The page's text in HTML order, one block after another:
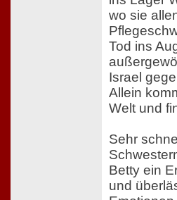
wo sie
Tod ins
Israel
Allein
Welt und
Sehr
Betty ein
und